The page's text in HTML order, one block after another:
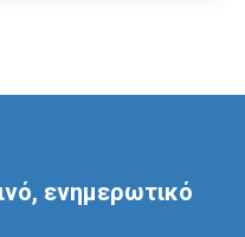
ενημερωτικό